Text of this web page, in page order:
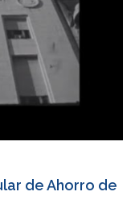
de Ahorro de